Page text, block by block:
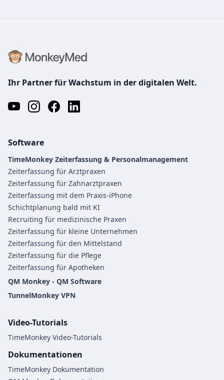
Ihr Partner für Wachstum in der digitalen Welt.
Software
TimeMonkey Zeiterfassung & Personalmanagement
Zeiterfassung für Arztpraxen
Zeiterfassung für Zahnarztpraxen
Zeiterfassung mit dem Praxis-iPhone
Schichtplanung bald mit KI
Recruiting für medizinische Praxen
Zeiterfassung für kleine Unternehmen
Zeiterfassung für den Mittelstand
Zeiterfassung für die Pflege
Zeiterfassung für Apotheken
QM Monkey - QM Software
TunnelMonkey VPN
Video-Tutorials
TimeMonkey Video-Tutorials
Dokumentationen
TimeMonkey Dokumentation